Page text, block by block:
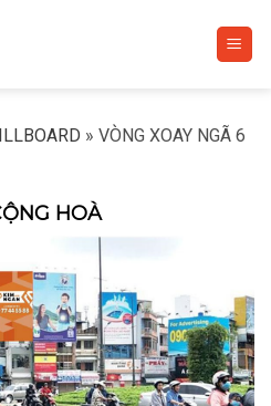
» VÒNG XOAY NGÃ 6
HOÀ